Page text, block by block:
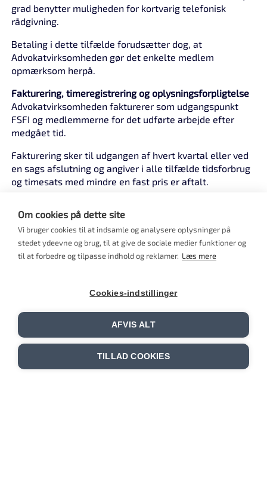
grad benytter muligheden for kortvarig telefonisk
rådgivning.
Betaling i dette tilfælde forudsætter dog, at
Advokatvirksomheden gør det enkelte medlem
opmærksom herpå.
Fakturering, timeregistrering og oplysningsforpligtelse
Advokatvirksomheden fakturerer som udgangspunkt
FSFI og medlemmerne for det udførte arbejde efter
medgået tid.
Fakturering sker til udgangen af hvert kvartal eller ved
en sags afslutning og angiver i alle tilfælde tidsforbrug
og timesats med mindre en fast pris er aftalt.
denne aftale omfattede sager, og oplyser på
forespørgsel, hvor meget tid der er anvendt i de enkelte
sager.
rådgivningens værdi for klienten frem for den
inden sagens påbegyndelse, hvis der ikke faktureres
efter medgået tid.
Læs om HaugaardBraad
Om cookies på dette site
Vi bruger cookies til at indsamle og analysere oplysninger på
stedet ydeevne og brug, til at give de sociale medier funktioner og
til at forbedre og tilpasse indhold og reklamer. Læs mere
Cookies-indstillinger
AFVIS ALT
TILLAD COOKIES